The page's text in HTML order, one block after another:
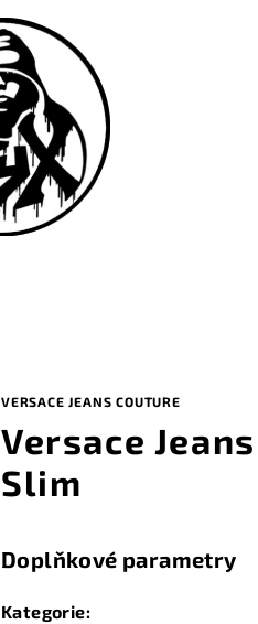
VERSACE JEANS COUTURE
Versace
Slim
Doplňkové parametry
Kategorie: